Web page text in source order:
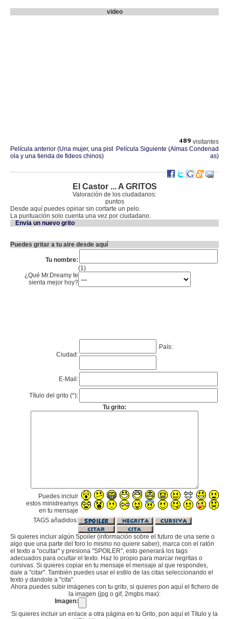
video
visitantes
Película anterior (Una mujer, una pist
ola y una tienda de fideos chinos)
Película Siguiente (Almas Condenad
as)
El Castor ... A GRITOS
Valoración de los ciudadanos:
puntos
Desde aquí puedes opinar sin cortarte un pelo.
La puntuación solo cuenta una vez por ciudadano.
Envia un nuevo grito
Puedes gritar a tu aire desde aquí
Tu nombre:
(1)
¿Qué Mr.Dreamy te
sienta mejor hoy?
Ciudad:
País:
E-Mail:
Título del grito (*):
Tu grito:
Puedes incluir
estos minidreamys
en tu mensaje
TAGS añadidos:
Si quieres incluir algún Spoiler (información sobre el futuro de una serie o
algo que una parte del foro lo mismo no quiere saber), marca con el ratón
el texto a "ocultar" y presiona "SPOILER", esto generará los tags
adecuados para ocultar el texto. Haz lo propio para marcar negritas o
cursivas. Si quieres copiar en tu mensaje el mensaje al que respondes,
dale a "citar". También puedes usar el estilo de las citas seleccionando el
texto y dandole a "cita".
Ahora puedes subir imágenes con tu grito, si quieres pon aquí el fichero de
la imagen (jpg o gif, 2mgbs max):
Imagen:
Si quieres incluir un enlace a otra página en tu Grito, pon aquí el Título y la